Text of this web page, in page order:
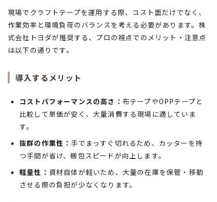
現場でクラフトテープを運用する際、コスト面だけでなく、
作業効率と環境負荷のバランスを考える必要があります。株
式会社トヨダが推奨する、プロの視点でのメリット・注意点
は以下の通りです。
導入するメリット
コストパフォーマンスの高さ： 布テープやOPPテープと
比較して単価が安く、大量消費する現場に適していま
す。
抜群の作業性： 手でまっすぐ切れるため、カッターを持
つ手間が省け、梱包スピードが向上します。
軽量性： 資材自体が軽いため、大量の在庫を保管・移動
させる際の負担が少なくなります。